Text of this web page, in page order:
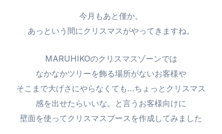
今月もあと僅か。
あっという間にクリスマスがやってきますね。
MARUHIKOのクリスマスゾーンでは
なかなかツリーを飾る場所がないお客様や
そこまで大げさにやらなくても…ちょっとクリスマス
感を出せたらいいな。と言うお客様向けに
壁面を使ってクリスマスブースを作成してみました